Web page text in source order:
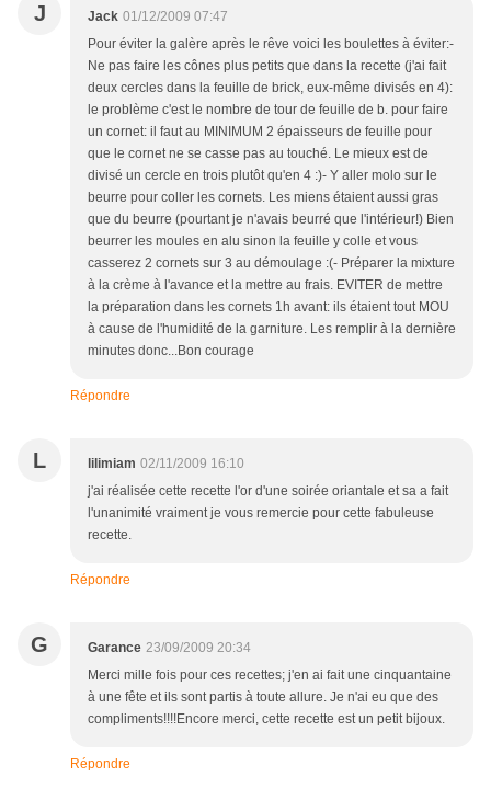
J Jack 01/12/2009 07:47
Pour éviter la galère après le rêve voici les boulettes à éviter:-
Ne pas faire les cônes plus petits que dans la recette (j'ai fait
deux cercles dans la feuille de brick, eux-même divisés en 4):
le problème c'est le nombre de tour de feuille de b. pour faire
un cornet: il faut au MINIMUM 2 épaisseurs de feuille pour
que le cornet ne se casse pas au touché. Le mieux est de
divisé un cercle en trois plutôt qu'en 4 :)- Y aller molo sur le
beurre pour coller les cornets. Les miens étaient aussi gras
que du beurre (pourtant je n'avais beurré que l'intérieur!) Bien
beurrer les moules en alu sinon la feuille y colle et vous
casserez 2 cornets sur 3 au démoulage :(- Préparer la mixture
à la crème à l'avance et la mettre au frais. EVITER de mettre
la préparation dans les cornets 1h avant: ils étaient tout MOU
à cause de l'humidité de la garniture. Les remplir à la dernière
minutes donc...Bon courage
Répondre
L lilimiam 02/11/2009 16:10
j'ai réalisée cette recette l'or d'une soirée oriantale et sa a fait
l'unanimité vraiment je vous remercie pour cette fabuleuse
recette.
Répondre
G Garance 23/09/2009 20:34
Merci mille fois pour ces recettes; j'en ai fait une cinquantaine
à une fête et ils sont partis à toute allure. Je n'ai eu que des
compliments!!!!Encore merci, cette recette est un petit bijoux.
Répondre